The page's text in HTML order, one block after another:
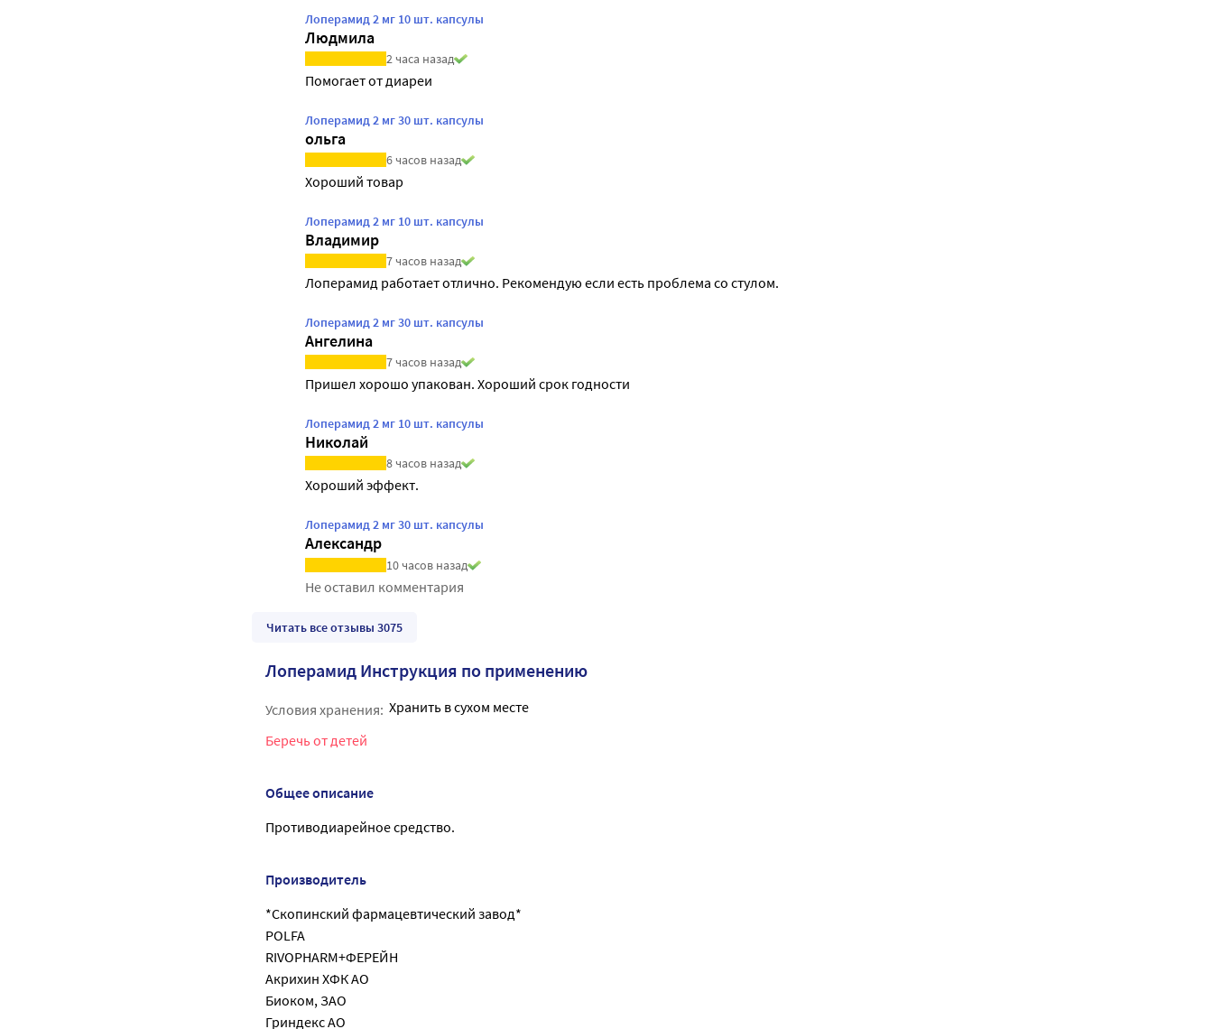
Лоперамид 2 мг 10 шт. капсулы
Людмила
2 часа назад
Помогает от диареи
Лоперамид 2 мг 30 шт. капсулы
ольга
6 часов назад
Хороший товар
Лоперамид 2 мг 10 шт. капсулы
Владимир
7 часов назад
Лоперамид работает отлично. Рекомендую если есть проблема со стулом.
Лоперамид 2 мг 30 шт. капсулы
Ангелина
7 часов назад
Пришел хорошо упакован. Хороший срок годности
Лоперамид 2 мг 10 шт. капсулы
Николай
8 часов назад
Хороший эффект.
Лоперамид 2 мг 30 шт. капсулы
Александр
10 часов назад
Не оставил комментария
Читать все отзывы 3075
Лоперамид Инструкция по применению
Условия хранения: Хранить в сухом месте
Беречь от детей
Общее описание
Противодиарейное средство.
Производитель
*Скопинский фармацевтический завод*
POLFA
RIVOPHARM+ФЕРЕЙН
Акрихин ХФК АО
Биоком, ЗАО
Гриндекс АО